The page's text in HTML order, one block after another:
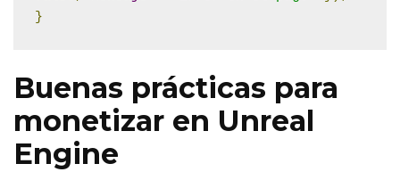
}
Buenas prácticas para
monetizar en Unreal
Engine